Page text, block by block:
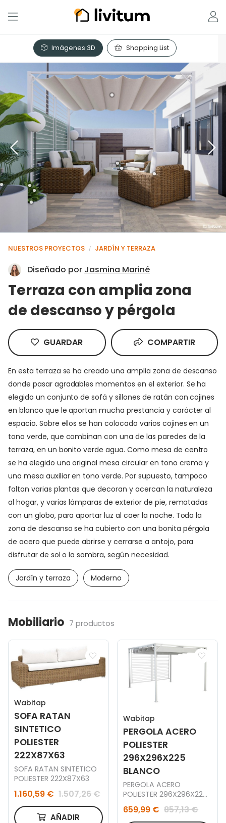
Imágenes 3D Shopping List
NUESTROS PROYECTOS / JARDÍN Y TERRAZA
Diseñado por Jasmina Mariné
Terraza con amplia zona
de descanso y pérgola
GUARDAR COMPARTIR
En esta terraza se ha creado una amplia zona de descanso
donde pasar agradables momentos en el exterior. Se ha
elegido un conjunto de sofá y sillones de ratán con cojines
en blanco que le aportan mucha prestancia y carácter al
espacio. Sobre ellos se han colocado varios cojines en un
tono verde, que combinan con una de las paredes de la
terraza, en un bonito verde agua. Como mesa de centro
se ha elegido una original mesa circular en tono crema y
una mesa auxiliar en tono verde. Por supuesto, tampoco
faltan varias plantas que decoran y acercan la naturaleza
al hogar, y varias lámparas de exterior de pie, rematadas
con un globo, para aportar luz al caer la noche. Toda la
zona de descanso se ha cubierto con una bonita pérgola
de acero que puede abrirse y cerrarse a antojo, para
disfrutar de sol o la sombra, según necesidad.
Jardín y terraza Moderno
Mobiliario 7 productos
Wabitap
SOFA RATAN
SINTETICO
POLIESTER
222X87X63
SOFA RATAN SINTETICO
POLIESTER 222X87X63
1.160,59 € 1.507,26 €
AÑADIR
Wabitap
PERGOLA ACERO
POLIESTER
296X296X225
BLANCO
PERGOLA ACERO
POLIESTER 296X296X225
BLANCO
659,99 € 857,13 €